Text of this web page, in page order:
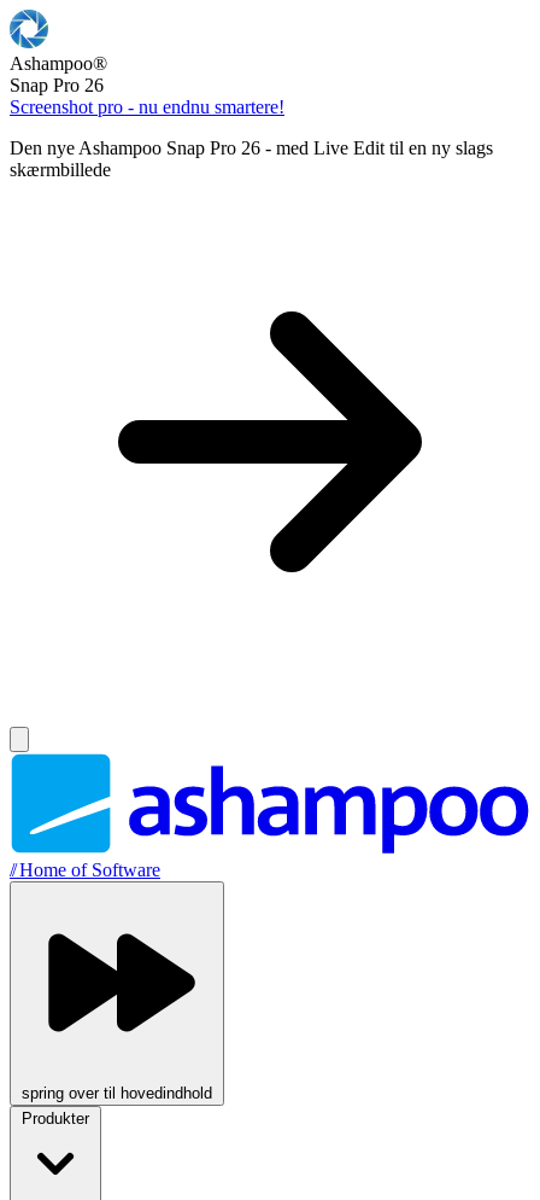
Ashampoo®
Snap Pro 26
Screenshot pro - nu endnu smartere!
Den nye Ashampoo Snap Pro 26 - med Live Edit til en ny slags
skærmbillede
//Home of Software
spring over til hovedindhold
Produkter